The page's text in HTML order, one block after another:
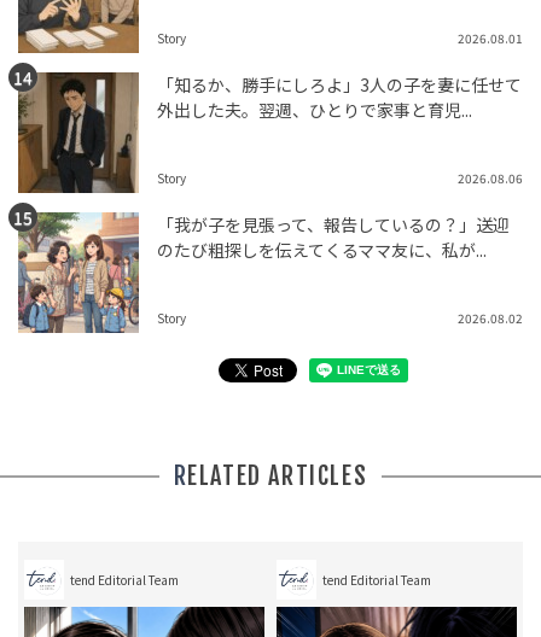
Story 2026.08.01
「知るか、勝手にしろよ」3人の子を妻に任せて
外出した夫。翌週、ひとりで家事と育児...
Story 2026.08.06
「我が子を見張って、報告しているの？」送迎
のたび粗探しを伝えてくるママ友に、私が...
Story 2026.08.02
RELATED ARTICLES
tend Editorial Team tend Editorial Team